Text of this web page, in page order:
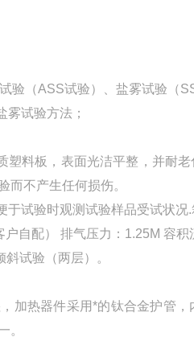
验（ASS试验）、盐雾试验（
试验方法；
塑料板，表面光洁平整，并耐
而不产生任何损伤。
试验时观测试验样品受试状况
自配） 排气压力：1.25M 容积
试验（两层）。
加热器件采用*的钛合金护管
。